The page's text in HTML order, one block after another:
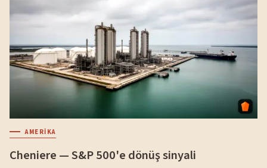
AMERIKA
Cheniere — S&P 500'e dönüş sinyali